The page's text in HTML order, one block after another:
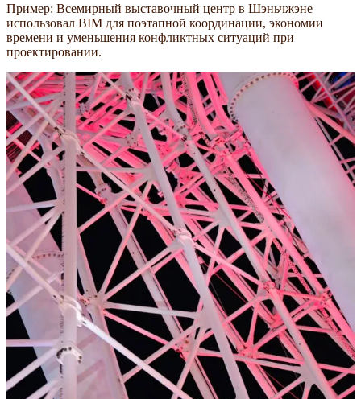
Пример: Всемирный выставочный центр в Шэньчжэне
использовал BIM для поэтапной координации, экономии
времени и уменьшения конфликтных ситуаций при
проектировании.